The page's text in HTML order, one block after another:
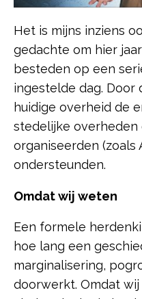
Het is mijns inziens
gedachte om hier
besteden op een
ingestelde dag. Door
huidige overheid de
stedelijke overheden
organiseerden (zoals
ondersteunden.
Omdat wij weten
Een formele
hoe lang een
marginalisering,
doorwerkt. Omdat